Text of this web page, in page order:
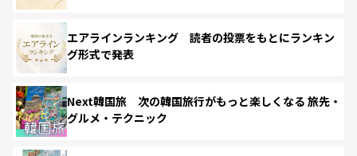
エアラインランキング 読者の投票をもとにランキン
グ形式で発表
Next韓国旅 次の韓国旅行がもっと楽しくなる 旅先・
グルメ・テクニック